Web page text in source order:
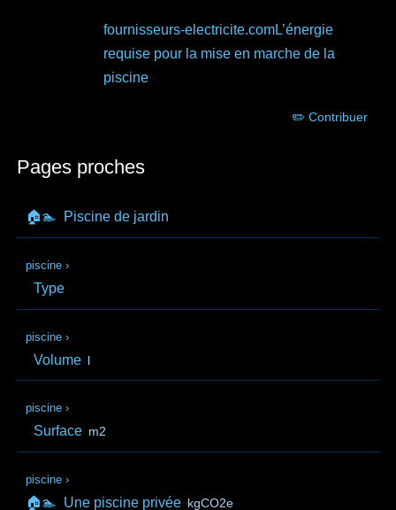
fournisseurs-electricite.comL’énergie
requise pour la mise en marche de la
piscine
✏️ Contribuer
Pages proches
🏠🏊 Piscine de jardin
piscine ›
Type
piscine ›
Volume l
piscine ›
Surface m2
piscine ›
🏠🏊 Une piscine privée kgCO2e